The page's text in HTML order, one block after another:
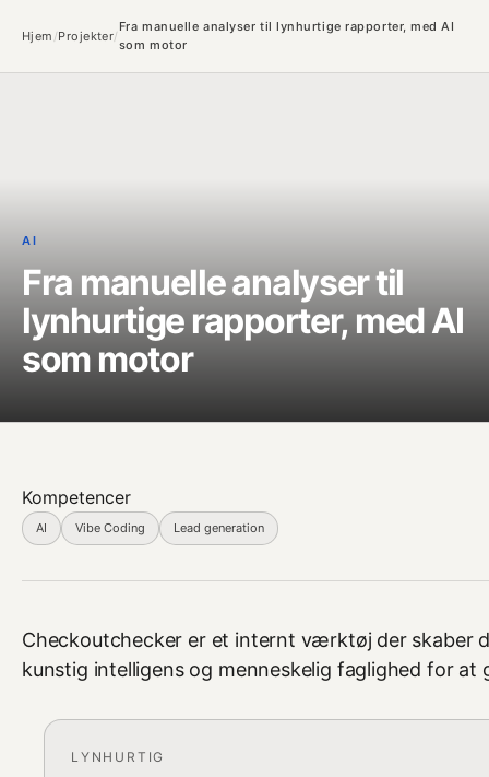
Hjem /Projekter/
Fra manuelle analyser til lynhurtige rapporter, med AI
som motor
AI
Fra manuelle analyser til
lynhurtige rapporter, med AI
som motor
Kompetencer
AI Vibe Coding Lead generation
Checkoutchecker er et internt værktøj der skaber
kunstig intelligens og menneskelig faglighed for at
LYNHURTIG